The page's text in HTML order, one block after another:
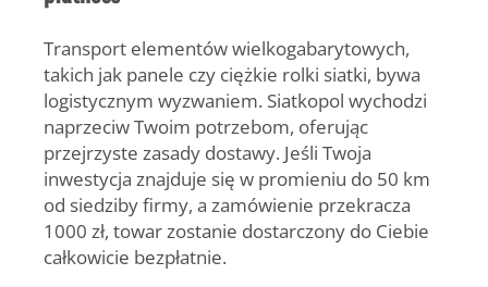
Transport elementów wielkogabarytowych,
takich jak panele czy ciężkie rolki siatki, bywa
logistycznym wyzwaniem. Siatkopol wychodzi
naprzeciw Twoim potrzebom, oferując
przejrzyste zasady dostawy. Jeśli Twoja
inwestycja znajduje się w promieniu do 50 km
od siedziby firmy, a zamówienie przekracza
1000 zł, towar zostanie dostarczony do Ciebie
całkowicie bezpłatnie.